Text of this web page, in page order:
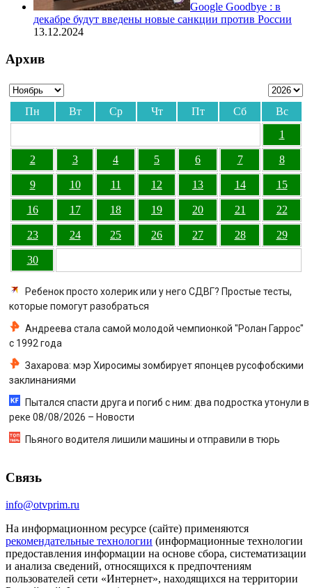
Google Goodbye : в
декабре будут введены новые санкции против России
13.12.2024
Архив
Пн Вт Ср Чт Пт Сб
Вс
1
2 3 4 5 6 7 8
9 10 11 12 13 14 15
16 17 18 19 20 21 22
23 24 25 26 27 28 29
30
Ребенок просто холерик или у него СДВГ? Простые тесты,
которые помогут разобраться
Андреева стала самой молодой чемпионкой "Ролан Гаррос"
с 1992 года
Захарова: мэр Хиросимы зомбирует японцев русофобскими
заклинаниями
Пытался спасти друга и погиб с ним: два подростка утонули в
реке 08/08/2026 – Новости
Пьяного водителя лишили машины и отправили в тюрь
Связь
info@otvprim.ru
На информационном ресурсе (сайте) применяются
рекомендательные технологии (информационные технологии
предоставления информации на основе сбора, систематизации
и анализа сведений, относящихся к предпочтениям
пользователей сети «Интернет», находящихся на территории